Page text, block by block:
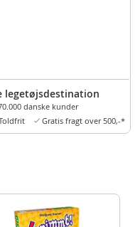
legetøjsdestination
danske kunder
Gratis fragt over 500,-*